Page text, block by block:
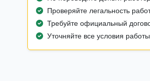
Проверяйте легальность
Требуйте официальный
Уточняйте все условия работы